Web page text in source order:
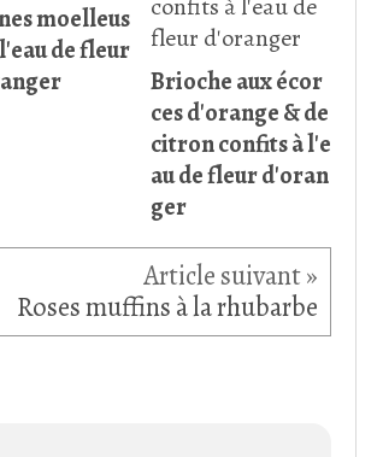
moelleus
de fleur
Brioche aux écor
ces d'orange & de
citron confits à l'e
au de fleur d'oran
ger
Roses muffins à la rhubarbe